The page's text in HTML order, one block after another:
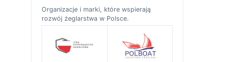
Organizacje i marki, które wspierają
rozwój żeglarstwa w Polsce.